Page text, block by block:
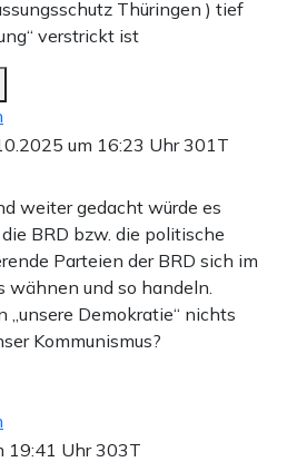
Bundesministerien verlassen –
und Familienministerium zahlt
für deren Projekte. Auch
sich spendabel. Ob von der
gegen Gewalt, aus dem
für Soziales, Gesundheit
oder dem
für Demokratie und
sprudelt dank
dabei die Thüringer. Dort hat
Landesregierung 2016
Thüringen ) tief
verstrickt ist
um 16:23 Uhr301T
weiter gedacht würde es
BRD bzw. die politische
Parteien der BRD sich im
wähnen und so handeln.
„unsere Demokratie“ nichts
Kommunismus?
19:41 Uhr303T